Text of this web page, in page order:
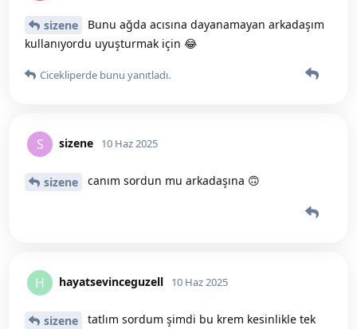
sizene
Bunu ağda acısına dayanamayan arkadaşım
kullanıyordu uyuşturmak için 😂
Cicekliperde bunu yanıtladı.
S sizene 10 Haz 2025
sizene canım sordun mu arkadaşına 🙃
H hayatsevinceguzell 10 Haz 2025
sizene
tatlım sordum şimdi bu krem kesinlikle tek